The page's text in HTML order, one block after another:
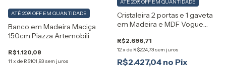
Banco em Madeira Maciça
150cm Piazza Artemobili
R$1.120,08
11 x de R$101,83 sem juros
ATÉ 20% OFF EM QUANTIDADE
Cristaleira 2 portas e 1 gaveta
em Madeira e MDF Vogue
R$2.696,71
12x de R$224,73 sem juros
ATÉ 20% OFF EM QUANTIDADE
R$2.427,04